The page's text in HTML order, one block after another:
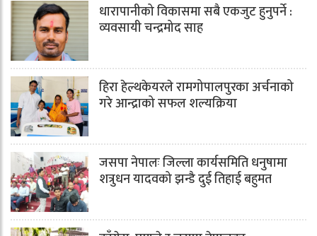
धारापानीको विकासमा सबै एकजुट हुनुपर्ने :
व्यवसायी चन्द्रमोद साह
हिरा हेल्थकेयरले रामगोपालपुरका अर्चनाको
गरे आन्द्राको सफल शल्यक्रिया
जसपा नेपालः जिल्ला कार्यसमिति धनुषामा
शत्रुधन यादवको झन्डै दुई तिहाई बहुमत